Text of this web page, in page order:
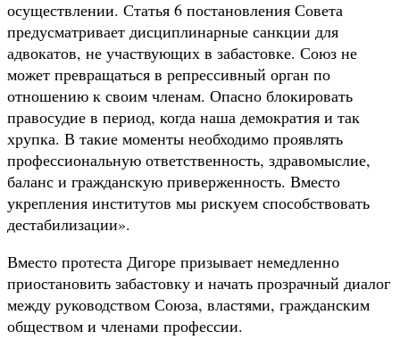
осуществлении. Статья 6 постановления Совета
предусматривает дисциплинарные санкции для
адвокатов, не участвующих в забастовке. Союз не
может превращаться в репрессивный орган по
отношению к своим членам. Опасно блокировать
правосудие в период, когда наша демократия и так
хрупка. В такие моменты необходимо проявлять
профессиональную ответственность, здравомыслие,
баланс и гражданскую приверженность. Вместо
укрепления институтов мы рискуем способствовать
дестабилизации».
Вместо протеста Дигоре призывает немедленно
приостановить забастовку и начать прозрачный диалог
между руководством Союза, властями, гражданским
обществом и членами профессии.